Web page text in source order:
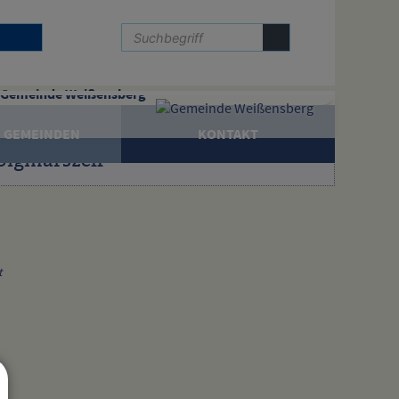
Gemeinde Weißensberg
GEMEINDEN KONTAKT